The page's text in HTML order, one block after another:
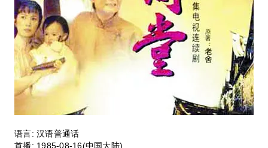
语言:汉语普通话
首播: 1985-08-16(中国大陆)